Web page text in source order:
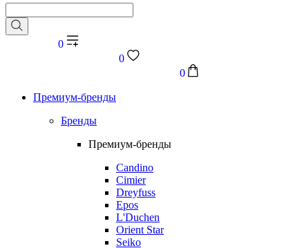
0
0
0
Премиум-бренды
Бренды
Премиум-бренды
Candino
Cimier
Dreyfuss
Epos
L'Duchen
Orient Star
Seiko